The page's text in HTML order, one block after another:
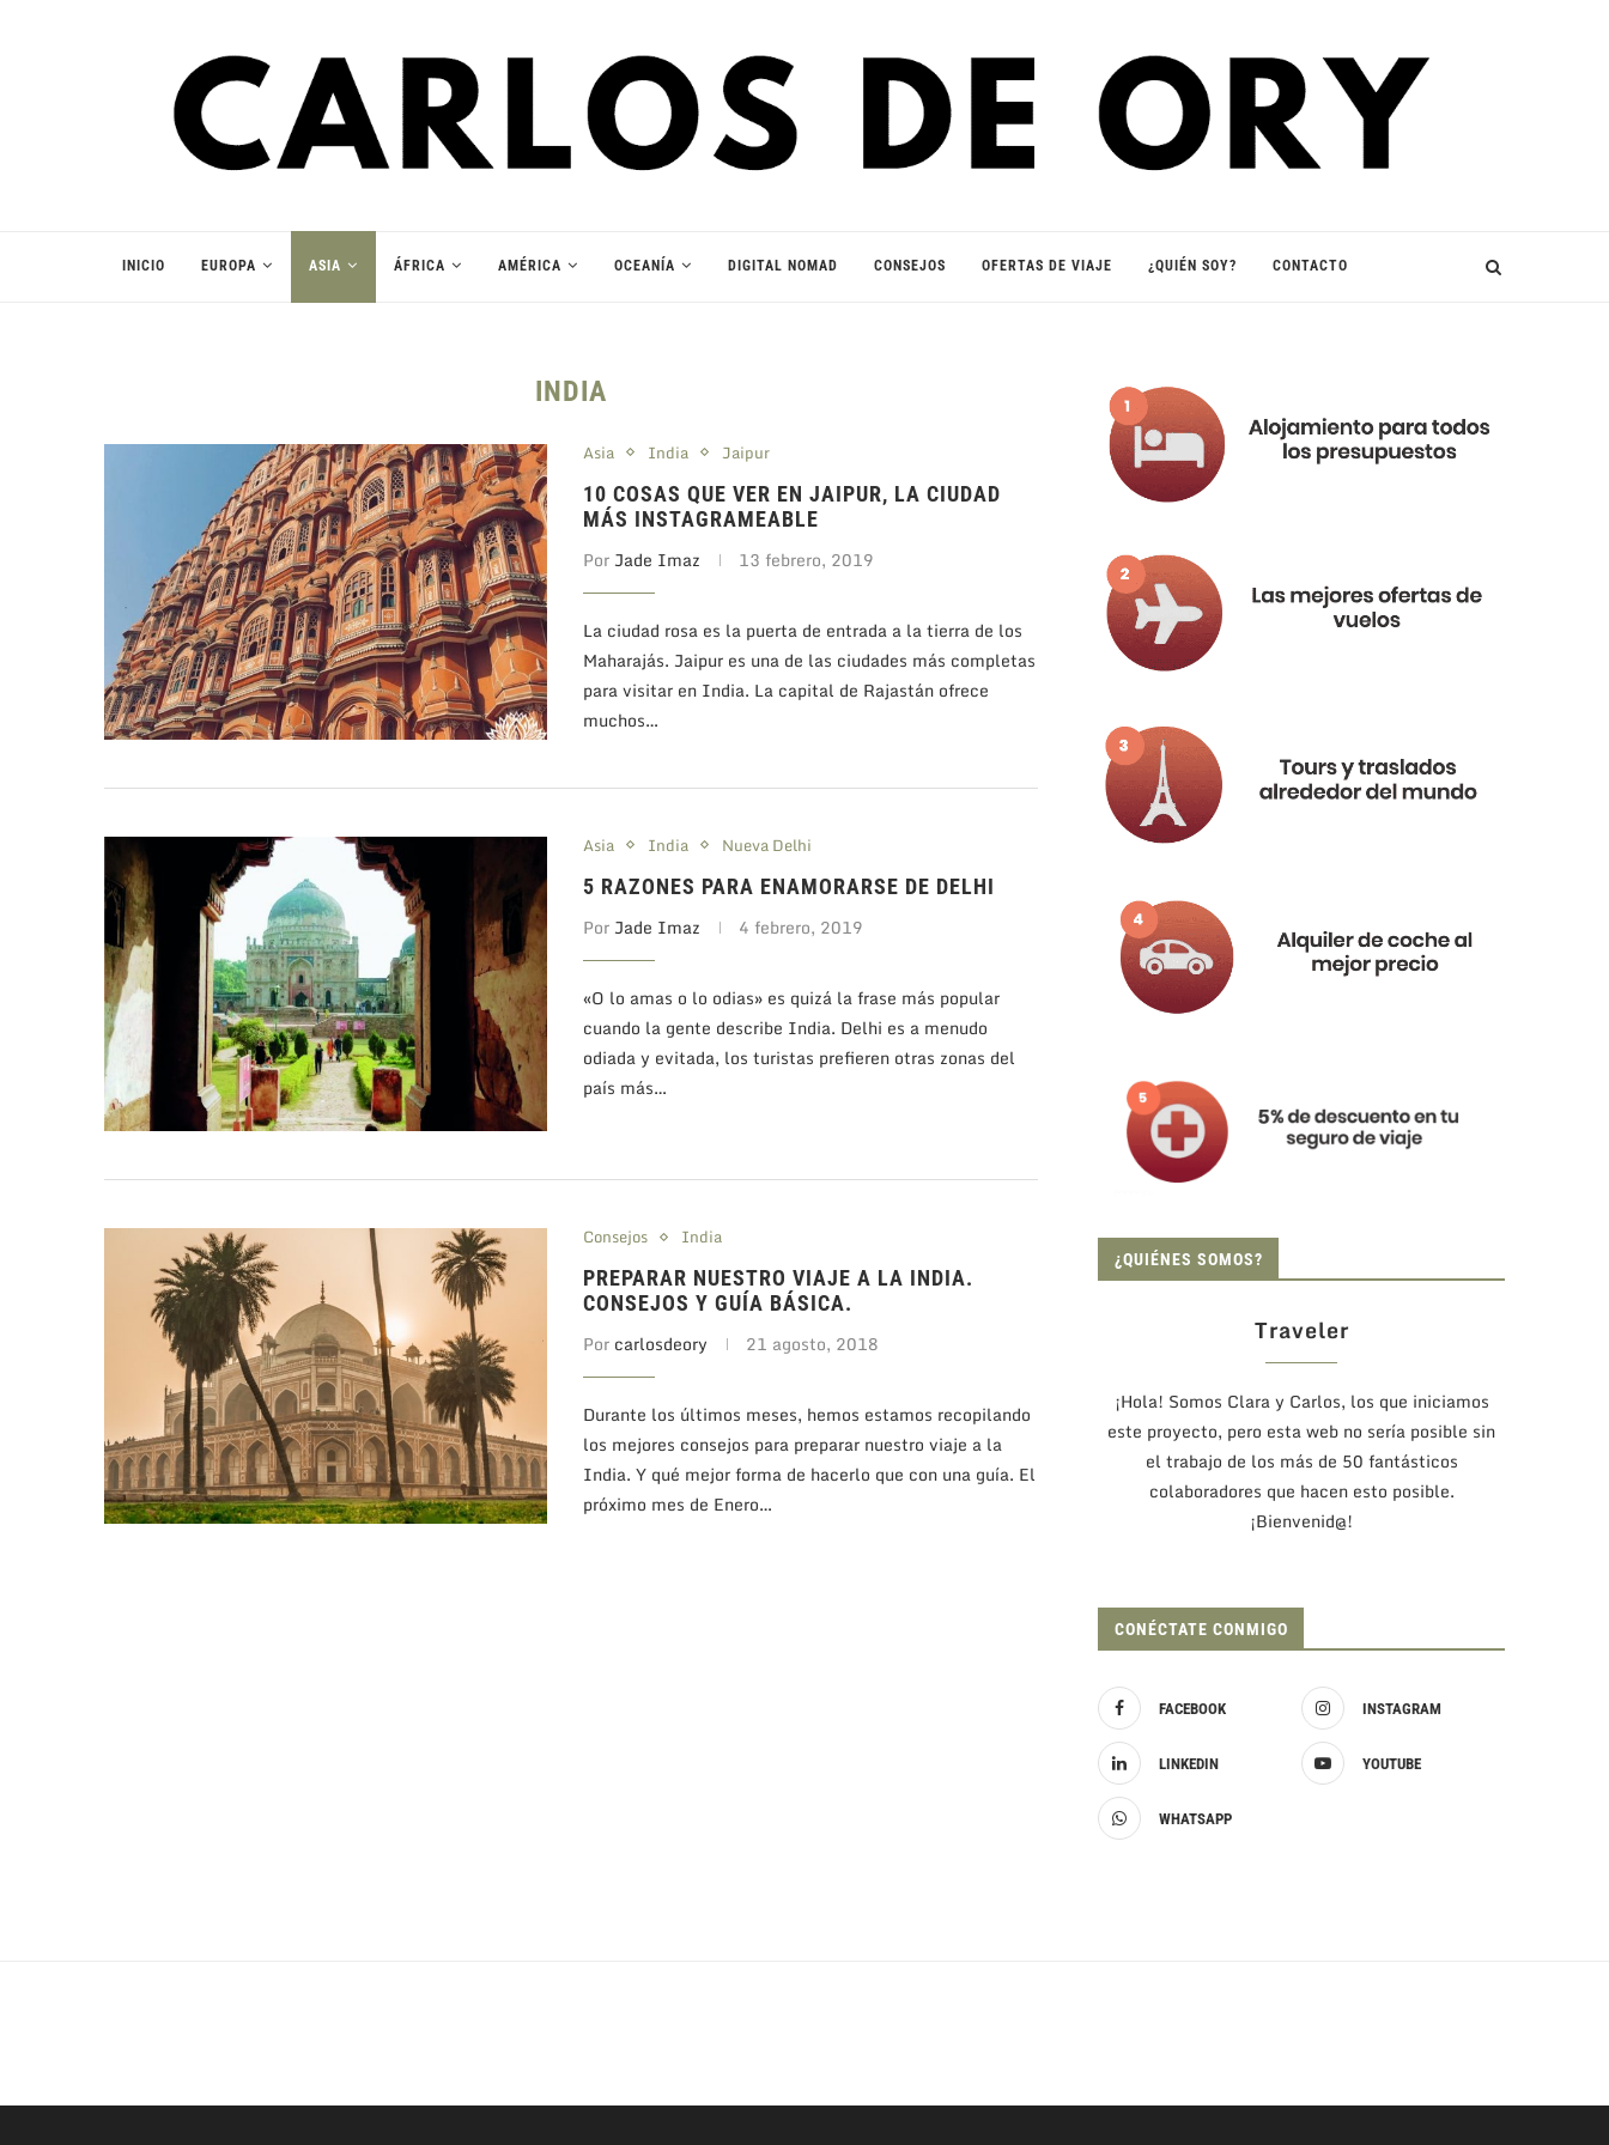
INICIO EUROPA ASIA ÁFRICA AMÉRICA OCEANÍA DIGITAL NOMAD CONSEJOS OFERTAS DE VIAJE ¿QUIÉN SOY? CONTACTO
INDIA
Asia India Jaipur
10 COSAS QUE VER EN JAIPUR, LA CIUDAD
MÁS INSTAGRAMEABLE
PorJade Imaz 13 febrero, 2019
La ciudad rosa es la puerta de entrada a la tierra de los
Maharajás. Jaipur es una de las ciudades más completas
para visitar en India. La capital de Rajastán ofrece
muchos…
Asia India Nueva Delhi
5 RAZONES PARA ENAMORARSE DE DELHI
PorJade Imaz 4 febrero, 2019
«O lo amas o lo odias» es quizá la frase más popular
cuando la gente describe India. Delhi es a menudo
odiada y evitada, los turistas prefieren otras zonas del
país más…
Consejos India
PREPARAR NUESTRO VIAJE A LA INDIA.
CONSEJOS Y GUÍA BÁSICA.
Por carlosdeory 21 agosto, 2018
Durante los últimos meses, hemos estamos recopilando
los mejores consejos para preparar nuestro viaje a la
India. Y qué mejor forma de hacerlo que con una guía. El
próximo mes de Enero…
¿QUIÉNES SOMOS?
Traveler
¡Hola! Somos Clara y Carlos, los que iniciamos
este proyecto, pero esta web no sería posible sin
el trabajo de los más de 50 fantásticos
colaboradores que hacen esto posible.
¡Bienvenid@!
CONÉCTATE CONMIGO
FACEBOOK INSTAGRAM
LINKEDIN YOUTUBE
WHATSAPP